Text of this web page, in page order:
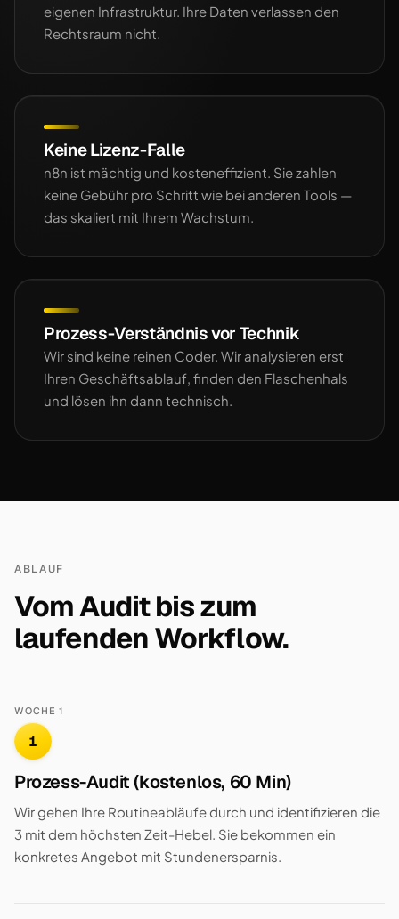
eigenen Infrastruktur. Ihre Daten verlassen den
Rechtsraum nicht.
Keine Lizenz-Falle
n8n ist mächtig und kosteneffizient. Sie zahlen
keine Gebühr pro Schritt wie bei anderen Tools —
das skaliert mit Ihrem Wachstum.
Prozess-Verständnis vor Technik
Wir sind keine reinen Coder. Wir analysieren erst
Ihren Geschäftsablauf, finden den Flaschenhals
und lösen ihn dann technisch.
ABLAUF
Vom Audit bis zum
laufenden Workflow.
WOCHE 1
1
Prozess-Audit (kostenlos, 60 Min)
Wir gehen Ihre Routineabläufe durch und identifizieren die
3 mit dem höchsten Zeit-Hebel. Sie bekommen ein
konkretes Angebot mit Stundenersparnis.